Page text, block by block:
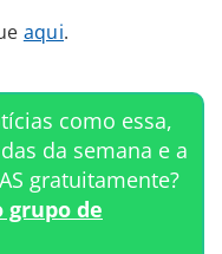
aqui.
como essa,
da semana e a
gratuitamente?
grupo de